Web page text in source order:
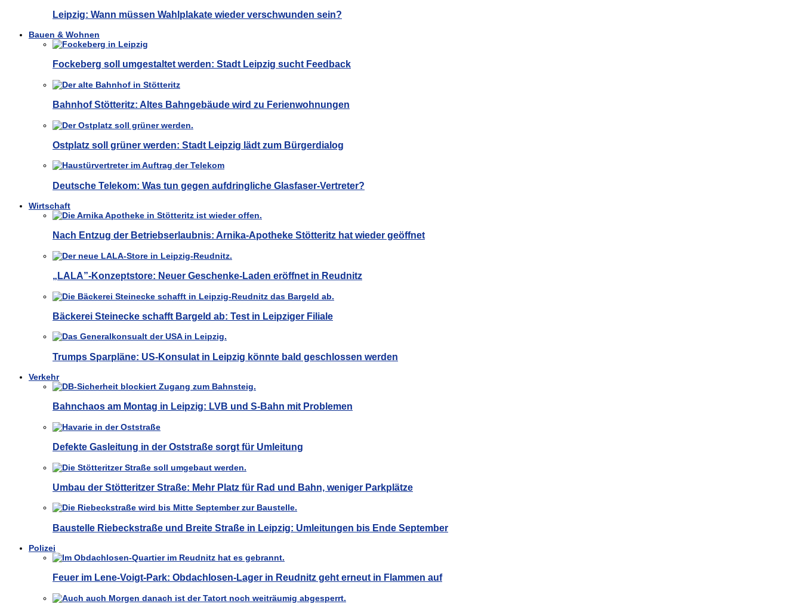
Leipzig: Wann müssen Wahlplakate wieder verschwunden sein?
Bauen & Wohnen
Fockeberg soll umgestaltet werden: Stadt Leipzig sucht Feedback
Bahnhof Stötteritz: Altes Bahngebäude wird zu Ferienwohnungen
Ostplatz soll grüner werden: Stadt Leipzig lädt zum Bürgerdialog
Deutsche Telekom: Was tun gegen aufdringliche Glasfaser-Vertreter?
Wirtschaft
Nach Entzug der Betriebserlaubnis: Arnika-Apotheke Stötteritz hat wieder geöffnet
„LALA”-Konzeptstore: Neuer Geschenke-Laden eröffnet in Reudnitz
Bäckerei Steinecke schafft Bargeld ab: Test in Leipziger Filiale
Trumps Sparpläne: US-Konsulat in Leipzig könnte bald geschlossen werden
Verkehr
Bahnchaos am Montag in Leipzig: LVB und S-Bahn mit Problemen
Defekte Gasleitung in der Oststraße sorgt für Umleitung
Umbau der Stötteritzer Straße: Mehr Platz für Rad und Bahn, weniger Parkplätze
Baustelle Riebeckstraße und Breite Straße in Leipzig: Umleitungen bis Ende September
Polizei
Feuer im Lene-Voigt-Park: Obdachlosen-Lager in Reudnitz geht erneut in Flammen auf